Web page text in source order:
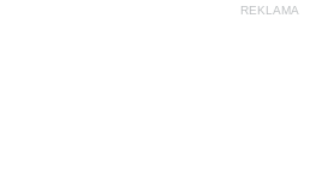
REKLAMA